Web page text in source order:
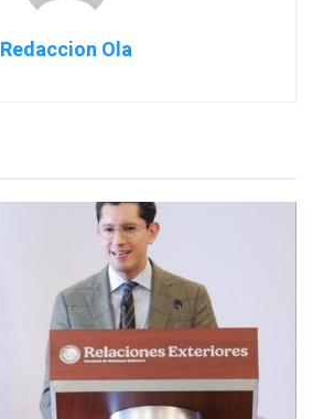
Redaccion Ola